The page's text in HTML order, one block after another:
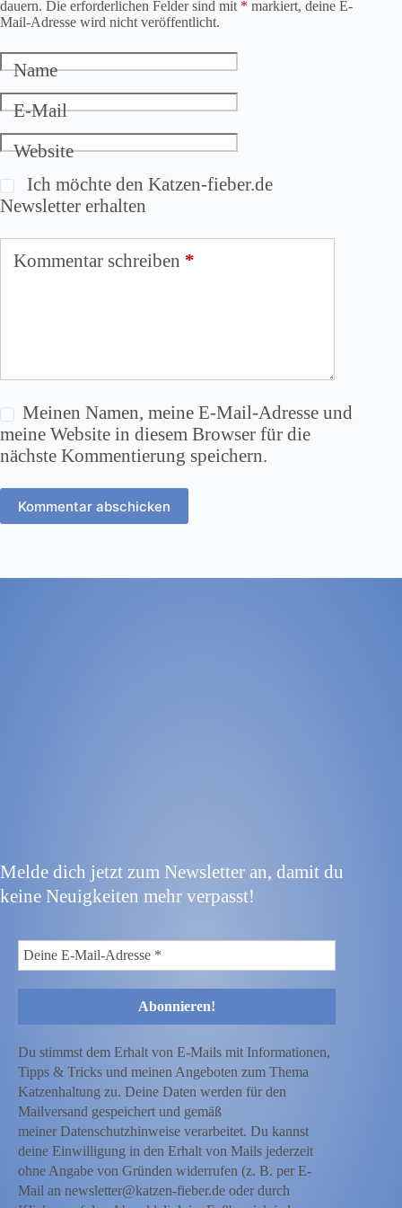
dauern. Die erforderlichen Felder sind mit * markiert, deine E-
Mail-Adresse wird nicht veröffentlicht.
Name
E-Mail
Website
Ich möchte den Katzen-fieber.de
Newsletter erhalten
Kommentar schreiben *
Meinen Namen, meine E-Mail-Adresse und
meine Website in diesem Browser für die
nächste Kommentierung speichern.
Kommentar abschicken
Melde dich jetzt zum Newsletter an, damit du
keine Neuigkeiten mehr verpasst!
Du stimmst dem Erhalt von E-Mails mit Informationen,
Tipps & Tricks und meinen Angeboten zum Thema
Katzenhaltung zu. Deine Daten werden für den
Mailversand gespeichert und gemäß
meiner Datenschutzhinweise verarbeitet. Du kannst
deine Einwilligung in den Erhalt von Mails jederzeit
ohne Angabe von Gründen widerrufen (z. B. per E-
Mail an newsletter@katzen-fieber.de oder durch